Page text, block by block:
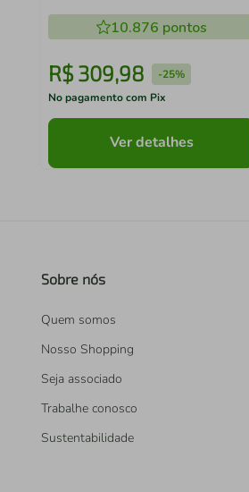
10.876 pontos
R$ 309,98 -25%
No pagamento com Pix
Ver detalhes
Sobre nós
Quem somos
Nosso Shopping
Seja associado
Trabalhe conosco
Sustentabilidade